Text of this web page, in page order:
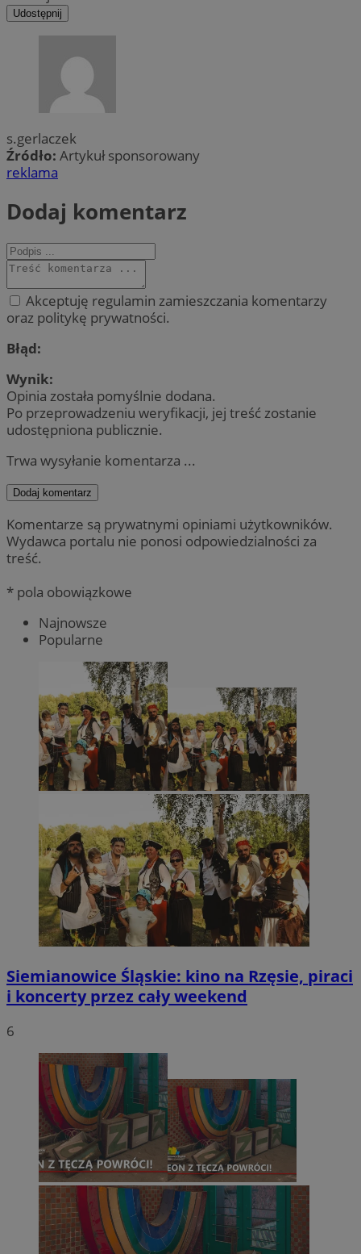
Udostępnij
s.gerlaczek
Źródło: Artykuł sponsorowany
reklama
Dodaj komentarz
Akceptuję regulamin zamieszczania komentarzy
oraz politykę prywatności.
Błąd:
Wynik:
Opinia została pomyślnie dodana.
Po przeprowadzeniu weryfikacji, jej treść zostanie
udostępniona publicznie.
Trwa wysyłanie komentarza ...
Dodaj komentarz
Komentarze są prywatnymi opiniami użytkowników.
Wydawca portalu nie ponosi odpowiedzialności za
treść.
* pola obowiązkowe
Najnowsze
Popularne
Siemianowice Śląskie: kino na Rzęsie, piraci
i koncerty przez cały weekend
6